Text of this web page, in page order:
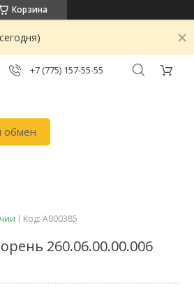
Корзина
+7 (775) 157-55-55
обмен
Код: А000385
260.06.00.00.006